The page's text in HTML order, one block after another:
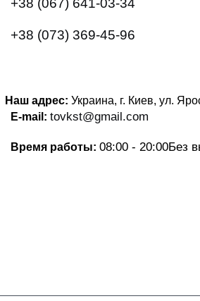
+38 (067) 641-03-34
+38 (073) 369-45-96
Наш адрес: Украина, г. Киев, ул.
E-mail: tovkst@gmail.com
Время работы: 08:00 - 20:00Без